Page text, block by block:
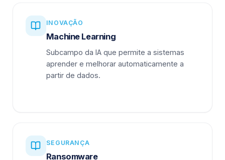
INOVAÇÃO
Machine Learning
Subcampo da IA que permite a sistemas
aprender e melhorar automaticamente a
partir de dados.
SEGURANÇA
Ransomware